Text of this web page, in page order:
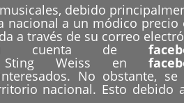
debido
nacional a un módico precio
a través de su correo
cuenta de
Weiss en
No obstante, se
nacional. Esto debido